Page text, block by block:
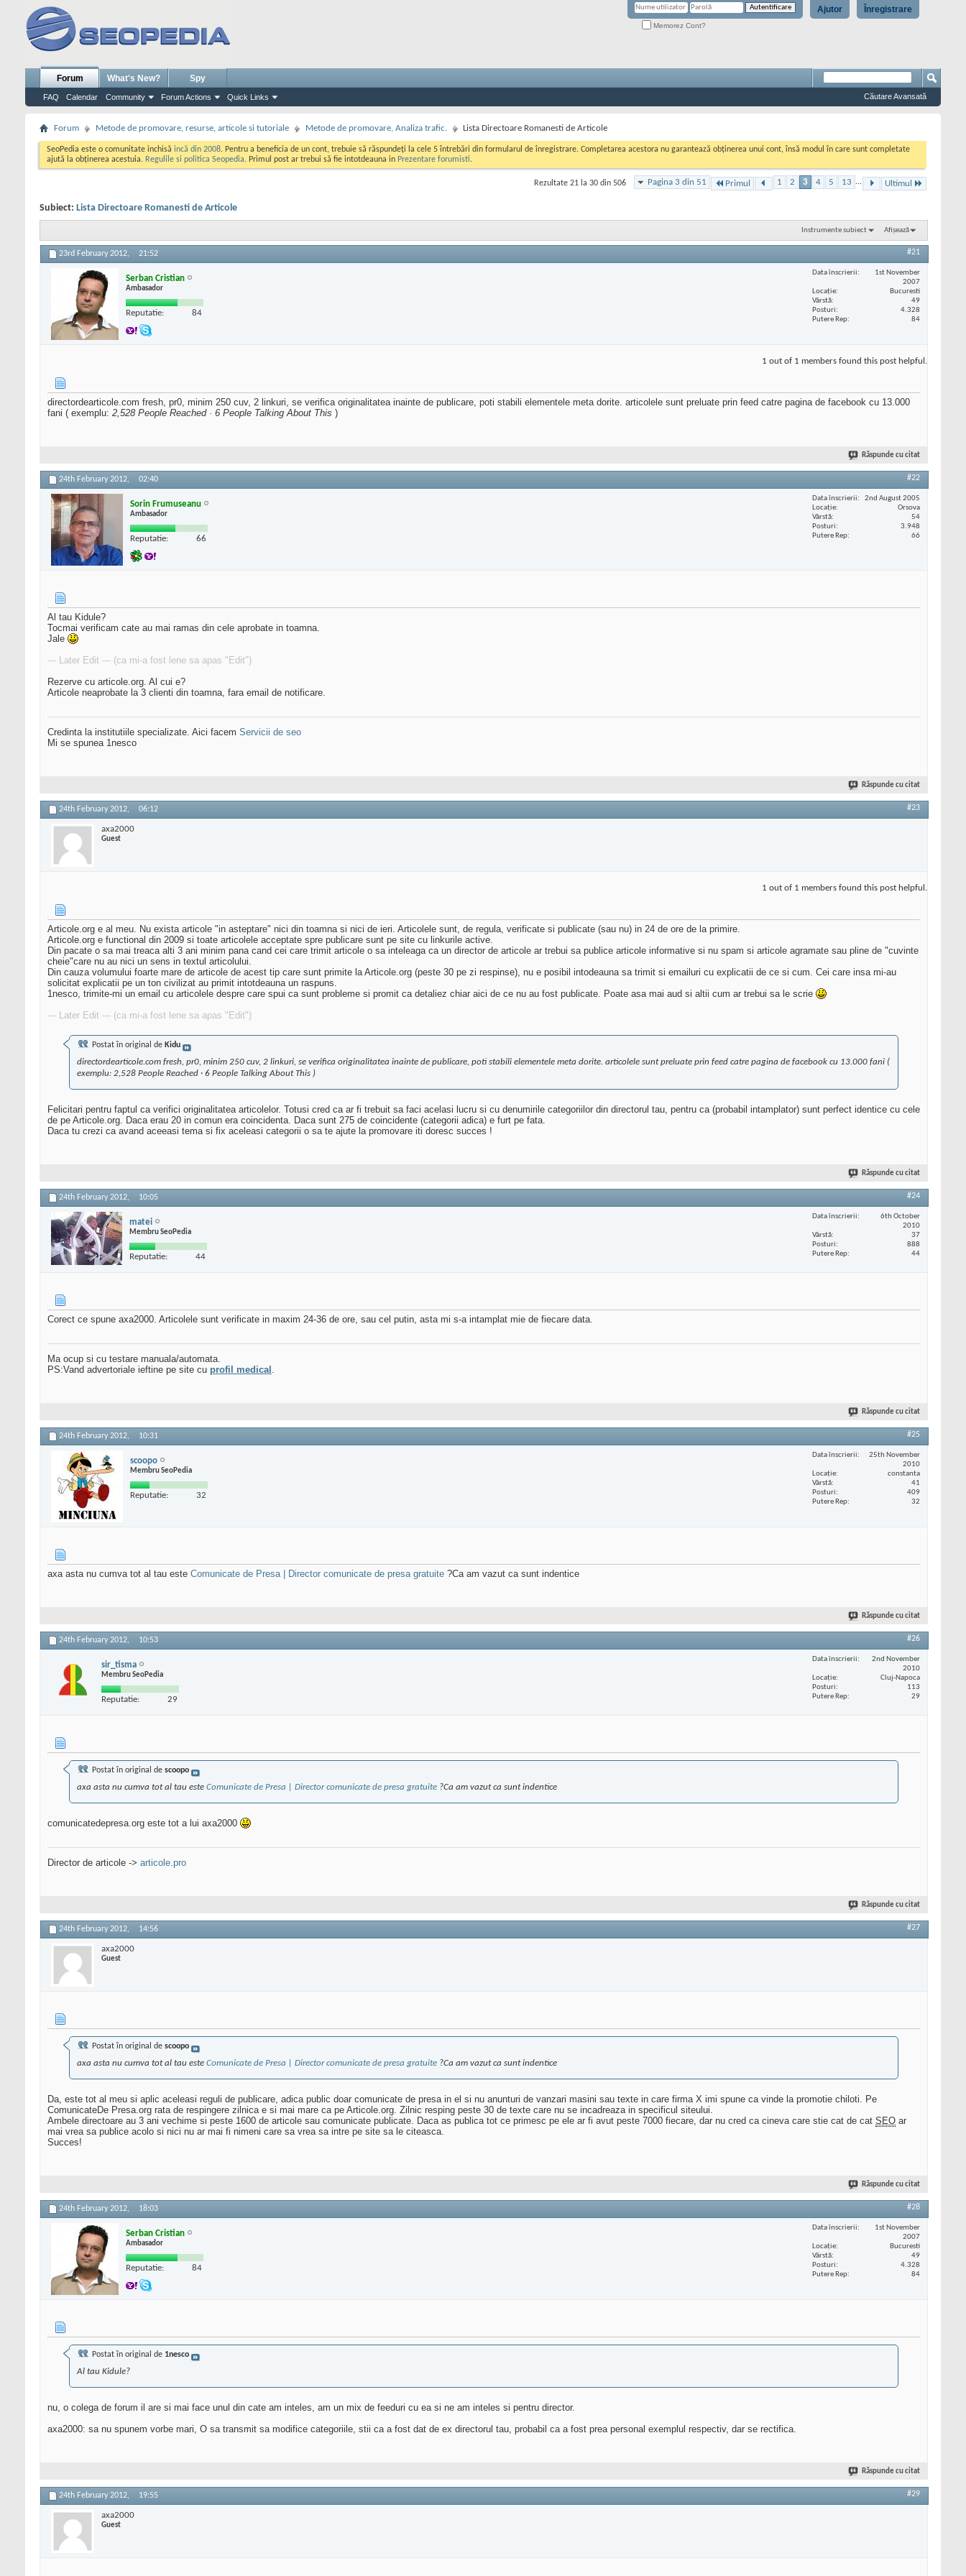
Înregistrare
Ajutor
Memorez Cont?
Forum
FAQ Calendar Community Forum Actions Quick Links
What's New? Spy
Căutare Avansată
Forum Metode de promovare, resurse, articole si tutoriale Metode de promovare, Analiza trafic. Lista Directoare Romanesti de Articole
SeoPedia este o comunitate inchisă incă din 2008. Pentru a beneficia de un cont, trebuie să răspundeți la cele 5 întrebări din formularul de înregistrare. Completarea acestora nu garantează obținerea unui cont, însă modul în care sunt completate
ajută la obținerea acestuia. Regulile si politica Seopedia. Primul post ar trebui să fie intotdeauna in Prezentare forumisti.
Pagina 3 din 51 Primul 1 2 3 4 5 13 ... Ultimul
Rezultate 21 la 30 din 506
Subiect: Lista Directoare Romanesti de Articole
Instrumente subiect Afișează
23rd February 2012, 21:52 #21
Serban Cristian
Ambasador
Reputatie: 84
Data înscrierii
1st November
2007
Locaţie
Bucuresti
Vârstă
49
Posturi
4.328
Putere Rep
84
1 out of 1 members found this post helpful.
directordearticole.com fresh, pr0, minim 250 cuv, 2 linkuri, se verifica originalitatea inainte de publicare, poti stabili elementele meta dorite. articolele sunt preluate prin feed catre pagina de facebook cu 13.000
fani ( exemplu: 2,528 People Reached · 6 People Talking About This )
Răspunde cu citat
24th February 2012, 02:40 #22
Sorin Frumuseanu
Ambasador
Reputatie: 66
Data înscrierii
2nd August 2005
Locaţie
Orsova
Vârstă
54
Posturi
3.948
Putere Rep
66
Al tau Kidule?
Tocmai verificam cate au mai ramas din cele aprobate in toamna.
Jale
--- Later Edit --- (ca mi-a fost lene sa apas "Edit")
Rezerve cu articole.org. Al cui e?
Articole neaprobate la 3 clienti din toamna, fara email de notificare.
Credinta la institutiile specializate. Aici facem Servicii de seo
Mi se spunea 1nesco
Răspunde cu citat
24th February 2012, 06:12 #23
axa2000
Guest
1 out of 1 members found this post helpful.
Articole.org e al meu. Nu exista articole "in asteptare" nici din toamna si nici de ieri. Articolele sunt, de regula, verificate si publicate (sau nu) in 24 de ore de la primire.
Articole.org e functional din 2009 si toate articolele acceptate spre publicare sunt pe site cu linkurile active.
Din pacate o sa mai treaca alti 3 ani minim pana cand cei care trimit articole o sa inteleaga ca un director de articole ar trebui sa publice articole informative si nu spam si articole agramate sau pline de "cuvinte
cheie"care nu au nici un sens in textul articolului.
Din cauza volumului foarte mare de articole de acest tip care sunt primite la Articole.org (peste 30 pe zi respinse), nu e posibil intodeauna sa trimit si emailuri cu explicatii de ce si cum. Cei care insa mi-au
solicitat explicatii pe un ton civilizat au primit intotdeauna un raspuns.
1nesco, trimite-mi un email cu articolele despre care spui ca sunt probleme si promit ca detaliez chiar aici de ce nu au fost publicate. Poate asa mai aud si altii cum ar trebui sa le scrie
--- Later Edit --- (ca mi-a fost lene sa apas "Edit")
Postat în original de Kidu
directordearticole.com fresh, pr0, minim 250 cuv, 2 linkuri, se verifica originalitatea inainte de publicare, poti stabili elementele meta dorite. articolele sunt preluate prin feed catre pagina de facebook cu 13.000 fani (
exemplu: 2,528 People Reached · 6 People Talking About This )
Felicitari pentru faptul ca verifici originalitatea articolelor. Totusi cred ca ar fi trebuit sa faci acelasi lucru si cu denumirile categoriilor din directorul tau, pentru ca (probabil intamplator) sunt perfect identice cu cele
de pe Articole.org. Daca erau 20 in comun era coincidenta. Daca sunt 275 de coincidente (categorii adica) e furt pe fata.
Daca tu crezi ca avand aceeasi tema si fix aceleasi categorii o sa te ajute la promovare iti doresc succes !
Răspunde cu citat
24th February 2012, 10:05 #24
matei
Membru SeoPedia
Reputatie: 44
Data înscrierii
6th October
2010
Vârstă
37
Posturi
888
Putere Rep
44
Corect ce spune axa2000. Articolele sunt verificate in maxim 24-36 de ore, sau cel putin, asta mi s-a intamplat mie de fiecare data.
Ma ocup si cu testare manuala/automata.
PS:Vand advertoriale ieftine pe site cu profil medical .
Răspunde cu citat
24th February 2012, 10:31 #25
scoopo
Membru SeoPedia
Reputatie: 32
Data înscrierii
25th November
2010
Locaţie
constanta
Vârstă
41
Posturi
409
Putere Rep
32
axa asta nu cumva tot al tau este Comunicate de Presa | Director comunicate de presa gratuite ?Ca am vazut ca sunt indentice
Răspunde cu citat
24th February 2012, 10:53 #26
sir_tisma
Membru SeoPedia
Reputatie: 29
Data înscrierii
2nd November
2010
Locaţie
Cluj-Napoca
Posturi
113
Putere Rep
29
Postat în original de scoopo
axa asta nu cumva tot al tau este Comunicate de Presa | Director comunicate de presa gratuite ?Ca am vazut ca sunt indentice
comunicatedepresa.org este tot a lui axa2000
Director de articole -> articole.pro
Răspunde cu citat
24th February 2012, 14:56 #27
axa2000
Guest
Postat în original de scoopo
axa asta nu cumva tot al tau este Comunicate de Presa | Director comunicate de presa gratuite ?Ca am vazut ca sunt indentice
Da, este tot al meu si aplic aceleasi reguli de publicare, adica public doar comunicate de presa in el si nu anunturi de vanzari masini sau texte in care firma X imi spune ca vinde la promotie chiloti. Pe
ComunicateDe Presa.org rata de respingere zilnica e si mai mare ca pe Articole.org. Zilnic resping peste 30 de texte care nu se incadreaza in specificul siteului.
Ambele directoare au 3 ani vechime si peste 1600 de articole sau comunicate publicate. Daca as publica tot ce primesc pe ele ar fi avut peste 7000 fiecare, dar nu cred ca cineva care stie cat de cat SEO ar
mai vrea sa publice acolo si nici nu ar mai fi nimeni care sa vrea sa intre pe site sa le citeasca.
Succes!
Răspunde cu citat
24th February 2012, 18:03 #28
Serban Cristian
Ambasador
Reputatie: 84
Data înscrierii
1st November
2007
Locaţie
Bucuresti
Vârstă
49
Posturi
4.328
Putere Rep
84
Postat în original de 1nesco
Al tau Kidule?
nu, o colega de forum il are si mai face unul din cate am inteles, am un mix de feeduri cu ea si ne am inteles si pentru director.
axa2000: sa nu spunem vorbe mari, O sa transmit sa modifice categoriile, stii ca a fost dat de ex directorul tau, probabil ca a fost prea personal exemplul respectiv, dar se rectifica.
Răspunde cu citat
24th February 2012, 19:55 #29
axa2000
Guest